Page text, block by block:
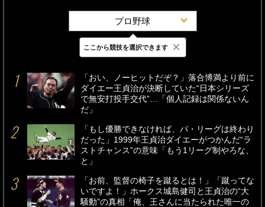
プロ野球
最新 24時間 週間
「おい、ノーヒットだぞ？」落合博満より前に
ダイエー王貞治が決断していた“日本シリーズ
で無安打投手交代”…「個人記録は関係ないん
だ」
「もし優勝できなければ、パ・リーグは終わり
だった」1999年王貞治ダイエーがつかんだ“ラ
ストチャンス”の意味「もう1リーグ制やろな、
と」
「お前、監督の椅子を蹴るとは！」「蹴ってな
いですよ！」ホークス城島健司と王貞治の“大
騒動”の真相「俺、王さんに当たられた唯一の
ここから競技を選択できます ×